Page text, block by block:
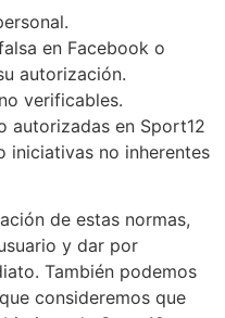
en Facebook o
autorización.
verificables.
autorizadas en Sport12
iniciativas no inherentes
de estas normas,
y dar por
También podemos
consideremos que